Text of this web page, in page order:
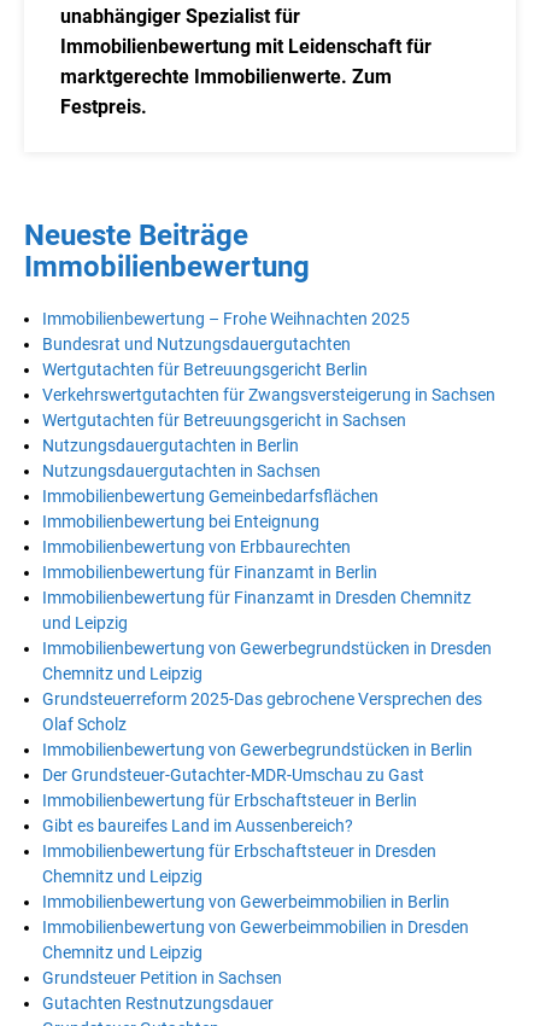
unabhängiger Spezialist für
Immobilienbewertung mit Leidenschaft für
marktgerechte Immobilienwerte. Zum
Festpreis.
Neueste Beiträge
Immobilienbewertung
Immobilienbewertung – Frohe Weihnachten 2025
Bundesrat und Nutzungsdauergutachten
Wertgutachten für Betreuungsgericht Berlin
Verkehrswertgutachten für Zwangsversteigerung in Sachsen
Wertgutachten für Betreuungsgericht in Sachsen
Nutzungsdauergutachten in Berlin
Nutzungsdauergutachten in Sachsen
Immobilienbewertung Gemeinbedarfsflächen
Immobilienbewertung bei Enteignung
Immobilienbewertung von Erbbaurechten
Immobilienbewertung für Finanzamt in Berlin
Immobilienbewertung für Finanzamt in Dresden Chemnitz
und Leipzig
Immobilienbewertung von Gewerbegrundstücken in Dresden
Chemnitz und Leipzig
Grundsteuerreform 2025-Das gebrochene Versprechen des
Olaf Scholz
Immobilienbewertung von Gewerbegrundstücken in Berlin
Der Grundsteuer-Gutachter-MDR-Umschau zu Gast
Immobilienbewertung für Erbschaftsteuer in Berlin
Gibt es baureifes Land im Aussenbereich?
Immobilienbewertung für Erbschaftsteuer in Dresden
Chemnitz und Leipzig
Immobilienbewertung von Gewerbeimmobilien in Berlin
Immobilienbewertung von Gewerbeimmobilien in Dresden
Chemnitz und Leipzig
Grundsteuer Petition in Sachsen
Gutachten Restnutzungsdauer